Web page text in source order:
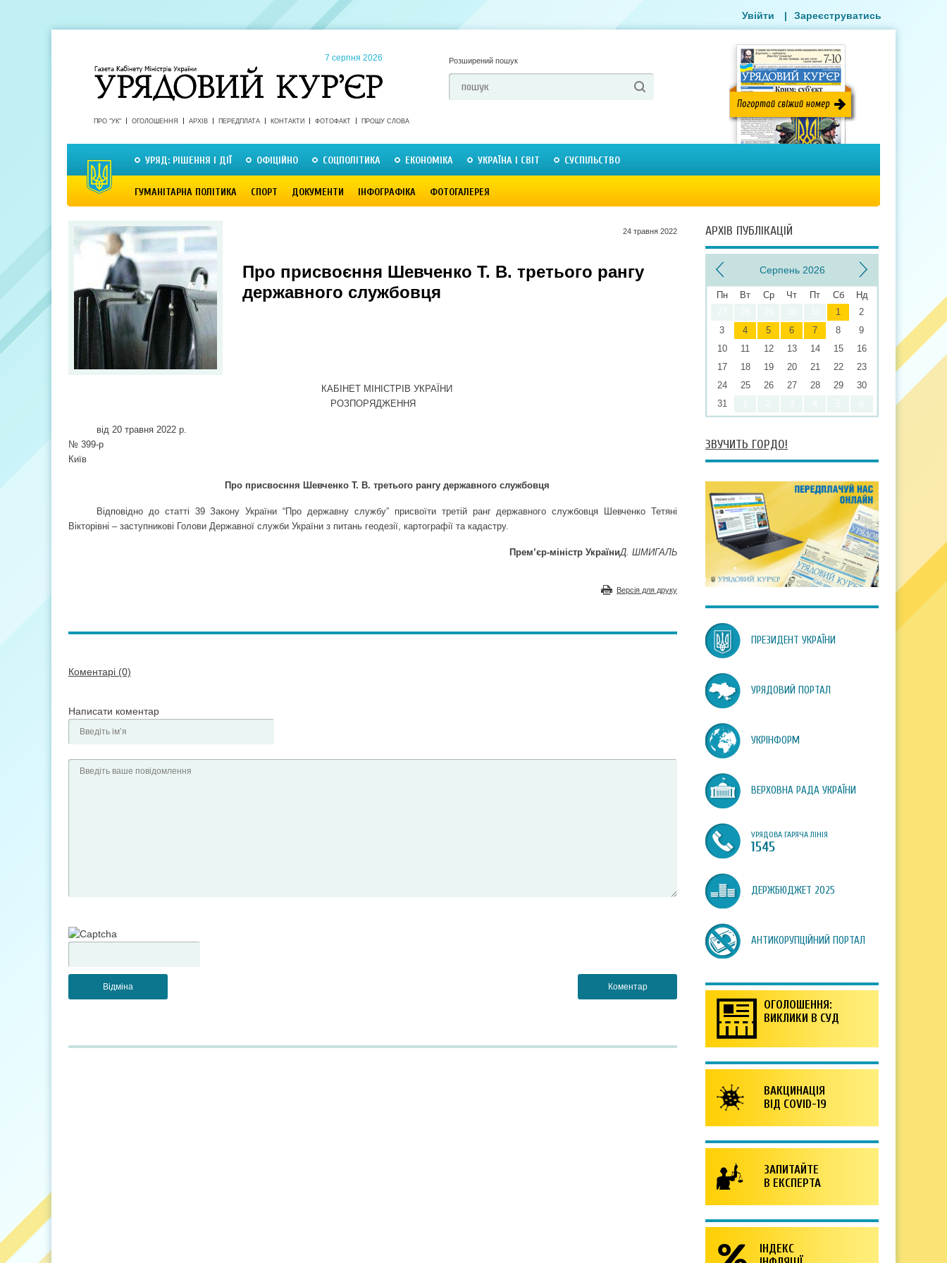
7 серпня 2026 Розширений пошук
ПРО "УК" ОГОЛОШЕННЯ АРХІВ ПЕРЕДПЛАТА КОНТАКТИ ФОТОФАКТ ПРОШУ СЛОВА
УРЯД: РІШЕННЯ І ДІЇ ОФІЦІЙНО СОЦПОЛІТИКА ЕКОНОМІКА УКРАЇНА І СВІТ СУСПІЛЬСТВО
ГУМАНІТАРНА ПОЛІТИКА СПОРТ ДОКУМЕНТИ ІНФОГРАФІКА ФОТОГАЛЕРЕЯ
Увійти | Зареєструватись
24 травня 2022
Про присвоєння Шевченко Т. В. третього рангу
державного службовця
КАБІНЕТ МІНІСТРІВ УКРАЇНИ
РОЗПОРЯДЖЕННЯ
від 20 травня 2022 р.
№ 399-р
Київ
Про присвоєння Шевченко Т. В. третього рангу державного службовця
Відповідно до статті 39 Закону України “Про державну службу” присвоїти третій ранг державного службовця Шевченко Тетяні
Вікторівні – заступникові Голови Державної служби України з питань геодезії, картографії та кадастру.
Прем’єр-міністр УкраїниД. ШМИГАЛЬ
Версія для друку
Коментарі (0)
Написати коментар
АРХІВ ПУБЛІКАЦІЙ
Серпень 2026
Пн Вт Ср Чт Пт Сб
Нд
1
2
3
4 5 6 7 8
9
10
11 12 13 14 15
16
17
18 19 20 21 22
23
24
25 26 27 28 29
30
31
ЗВУЧИТЬ ГОРДО!
ПРЕЗИДЕНТ УКРАЇНИ
УРЯДОВИЙ ПОРТАЛ
УКРІНФОРМ
ВЕРХОВНА РАДА УКРАЇНИ
УРЯДОВА ГАРЯЧА ЛІНІЯ
1545
ДЕРЖБЮДЖЕТ 2025
АНТИКОРУПЦІЙНИЙ ПОРТАЛ
ОГОЛОШЕННЯ:
ВИКЛИКИ В СУД
ВАКЦИНАЦІЯ
ВІД COVID-19
ЗАПИТАЙТЕ
В ЕКСПЕРТА
ІНДЕКС